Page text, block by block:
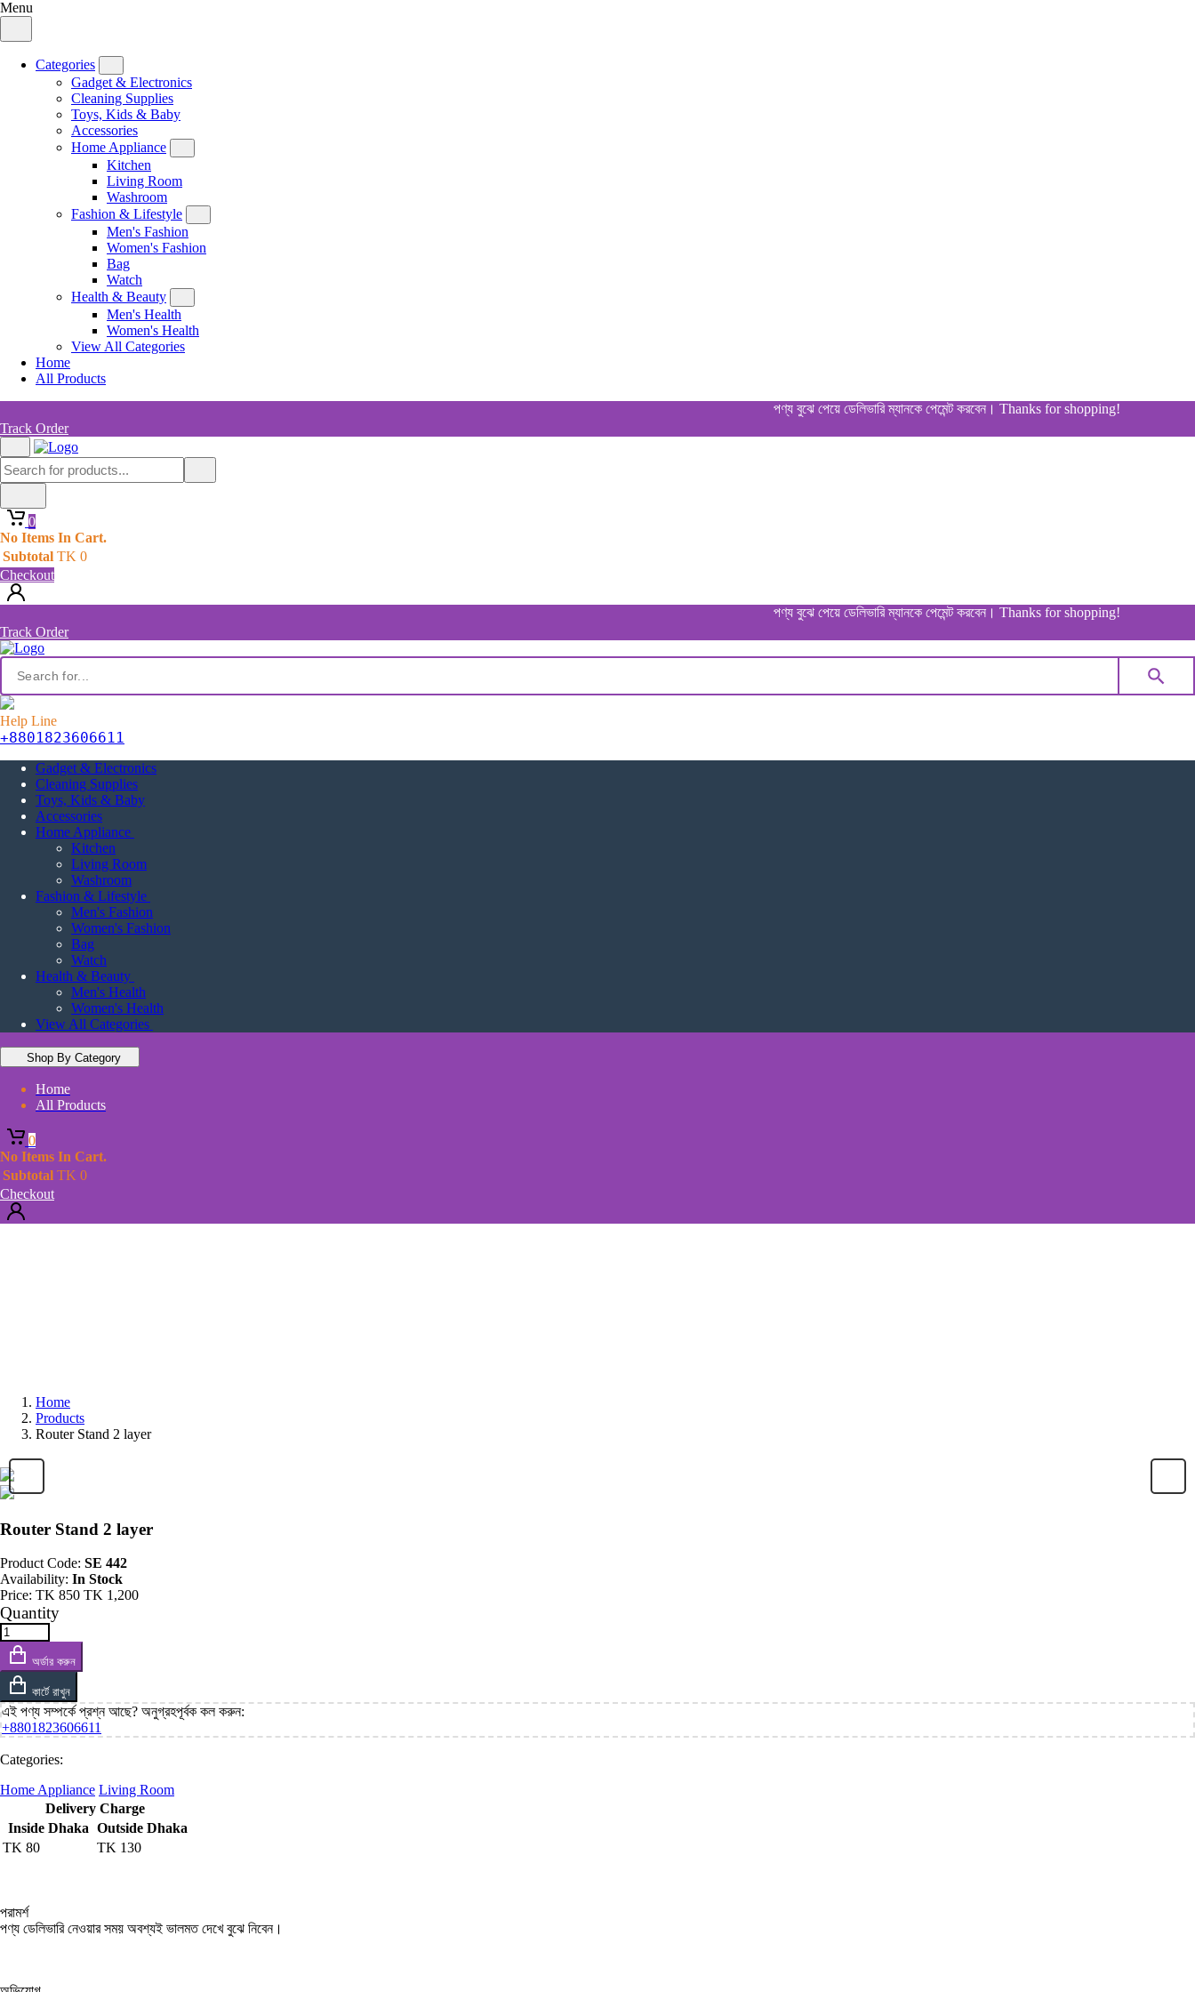
Menu
Categories
Gadget & Electronics
Cleaning Supplies
Toys, Kids & Baby
Accessories
Home Appliance
Kitchen
Living Room
Washroom
Fashion & Lifestyle
Men's Fashion
Women's Fashion
Bag
Watch
Health & Beauty
Men's Health
Women's Health
View All Categories
Home
All Products
পণ্য বুঝে পেয়ে ডেলিভারি ম্যানকে পেমেন্ট করবেন। Thanks for shopping!
Track Order
0
No Items In Cart.
Subtotal TK 0
Checkout
পণ্য বুঝে পেয়ে ডেলিভারি ম্যানকে পেমেন্ট করবেন। Thanks for shopping!
Track Order
Help Line
+8801823606611
Gadget & Electronics
Cleaning Supplies
Toys, Kids & Baby
Accessories
Home Appliance
Kitchen
Living Room
Washroom
Fashion & Lifestyle
Men's Fashion
Women's Fashion
Bag
Watch
Health & Beauty
Men's Health
Women's Health
View All Categories
Shop By Category
Home
All Products
0
No Items In Cart.
Subtotal TK 0
Checkout
Home
Products
Router Stand 2 layer
Router Stand 2 layer
Product Code: SE 442
Availability: In Stock
Price: TK 850 TK 1,200
Quantity
অর্ডার করুন
কার্টে রাখুন
এই পণ্য সম্পর্কে প্রশ্ন আছে? অনুগ্রহপূর্বক কল করুন:
+8801823606611
Categories:
Home Appliance Living Room
Delivery Charge
Inside Dhaka Outside Dhaka
TK 80 TK 130
পরামর্শ
পণ্য ডেলিভারি নেওয়ার সময় অবশ্যই ভালমত দেখে বুঝে নিবেন।